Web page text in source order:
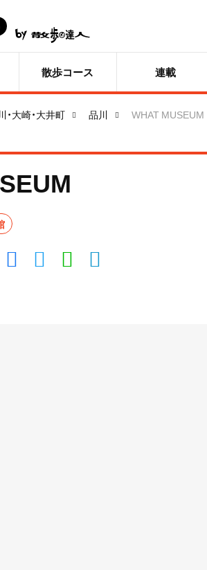
散歩コース 連載
・大崎・大井町 品川
WHAT MUSEUM